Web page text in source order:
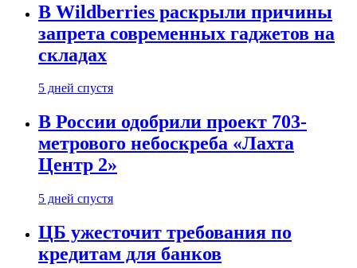
В Wildberries раскрыли причины
запрета современных гаджетов на
складах
5 дней спустя
В России одобрили проект 703-
метрового небоскреба «Лахта
Центр 2»
5 дней спустя
ЦБ ужесточит требования по
кредитам для банков